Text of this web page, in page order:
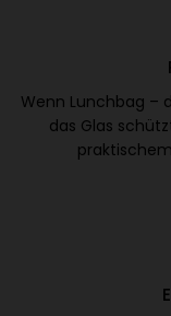
Wenn Lunchbag –
das Glas